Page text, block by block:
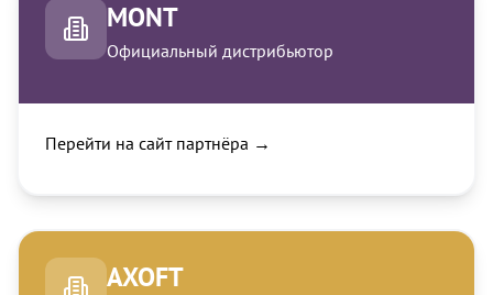
MONT
Официальный дистрибьютор
Перейти на сайт партнёра →
AXOFT